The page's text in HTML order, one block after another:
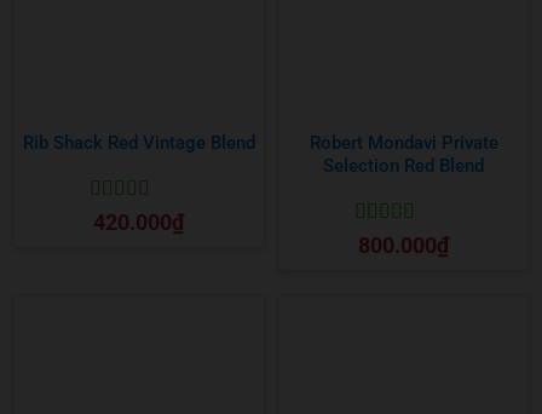
Rib Shack Red Vintage Blend
Được xếp
hạng55 sao
420.000₫
Robert Mondavi Private
Selection Red Blend
Được xếp
hạng55 sao
800.000₫